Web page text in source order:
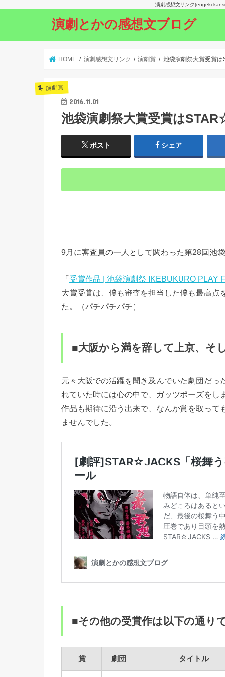
演劇感想文リンク
演劇とかの感想文ブログ
HOME 演劇感想文リンク 演劇賞 池袋演劇祭大賞受賞は
演劇賞
2016.11.01
池袋演劇祭大賞受賞は
ポスト シェア
9月に審査員の一人として関わった第28回池
「受賞作品 | 池袋演劇祭 IKEBUKURO PLAY
大賞受賞は、僕も審査を担当した僕も最高点
た。（パチパチパチ）
■大阪から満を辞して上京、そし
元々大阪での活躍を聞き及んでいた劇団だっ
れていた時には心の中で、ガッツポーズをし
作品も期待に沿う出来で、なんか賞を取って
ませんでした。
■その他の受賞作は以下の通りで
賞 劇団 タイトル